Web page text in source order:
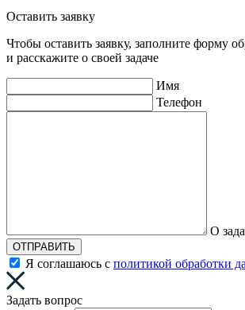
Оставить заявку
Чтобы оставить заявку, заполните форму
и расскажите о своей задаче
Имя
Телефон
О
ОТПРАВИТЬ
Я соглашаюсь с политикой обработки
Задать вопрос